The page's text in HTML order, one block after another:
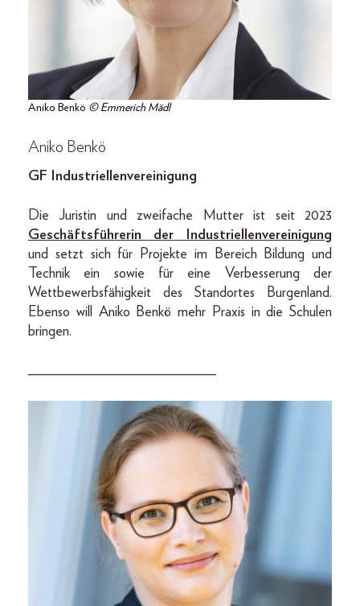
Aniko Benkö © Emmerich Mädl
Aniko Benkö
GF Industriellenvereinigung
Die Juristin und zweifache Mutter ist seit 2023
Geschäftsführerin der Industriellenvereinigung
und setzt sich für Projekte im Bereich Bildung und
Technik ein sowie für eine Verbesserung der
Wettbewerbsfähigkeit des Standortes Burgenland.
Ebenso will Aniko Benkö mehr Praxis in die Schulen
bringen.
__________________________